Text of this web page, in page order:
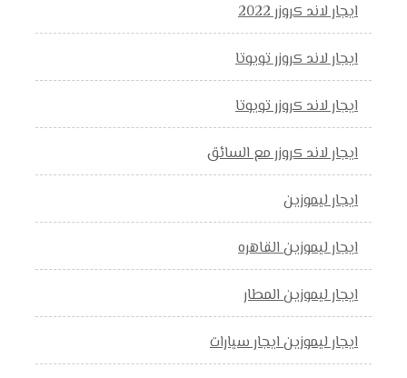
ايجار لاند كروزر 2022
ايجار لاند كروزر تويوتا
ايجار لاند كروزر تويوتا
ايجار لاند كروزر مع السائق
ايجار ليموزين
ايجار ليموزين القاهره
ايجار ليموزين المطار
ايجار ليموزين ايجار سيارات